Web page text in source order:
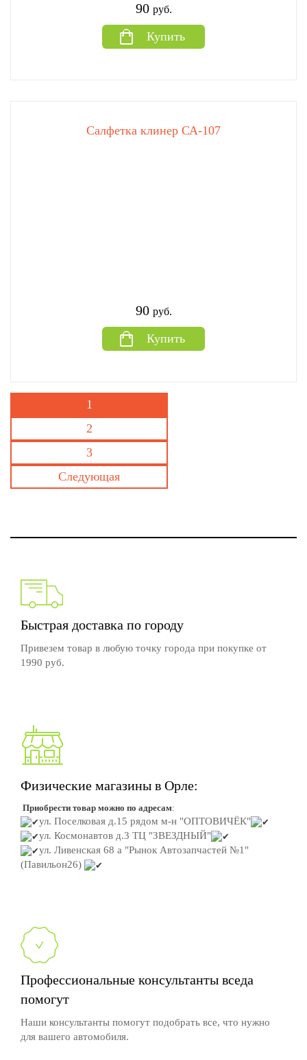
Быстрая доставка по городу
Привезем товар в любую точку города при покупке от
1990 руб.
Физические магазины в Орле:
Приобрести товар можно по адресам:
ул. Поселковая д.15 рядом м-н "ОПТОВИЧЁК"
ул. Космонавтов д.3 ТЦ "ЗВЕЗДНЫЙ"
ул. Ливенская 68 а "Рынок Автозапчастей №1"
(Павильон26)
Профессиональные консультанты вседа
помогут
Наши консультанты помогут подобрать все, что нужно
для вашего автомобиля.
90 руб.
Купить
Салфетка клинер СА-107
90 руб.
Купить
1
2
3
Следующая